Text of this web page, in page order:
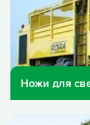
Ножи для